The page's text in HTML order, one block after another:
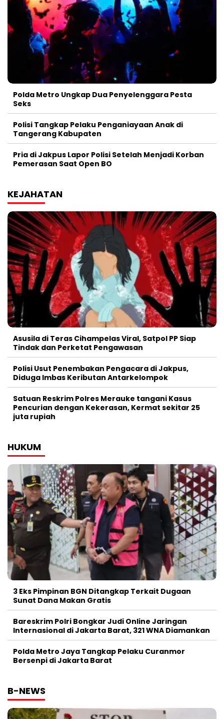
Polda Metro Ungkap Dua Penyelenggara Pesta
Seks
Polisi Tangkap Pelaku Penganiayaan Anak di
Tangerang Kabupaten
Pria di Jakpus Lapor Polisi Setelah Menjadi Korban
Pemerasan Saat Open BO
KEJAHATAN
Asusila di Teras Cihampelas Viral, Satpol PP Siap
Tindak dan Perketat Pengawasan
Polisi Usut Penembakan Pengacara di Jakpus,
Diduga Imbas Keributan Antarkelompok
Satuan Reskrim Polres Merauke tangani Kasus
Pencurian dengan Kekerasan, Kermat sekitar 25
juta rupiah
HUKUM
3 Eks Pimpinan BGN Ditangkap Terkait Dugaan
Sunat Dana Makan Gratis
Bareskrim Polri Bongkar Judi Online Jaringan
Internasional di Jakarta Barat, 321 WNA Diamankan
Polda Metro Jaya Tangkap Pelaku Curanmor
Bersenpi di Jakarta Barat
B-NEWS